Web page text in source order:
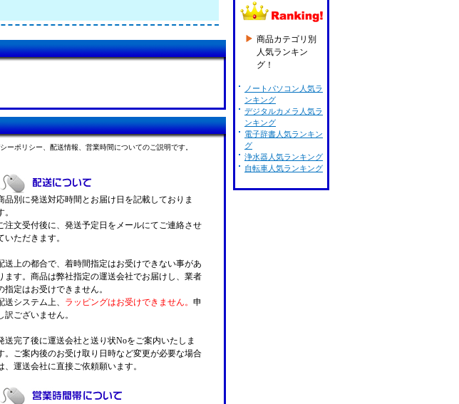
ポリシー、配送情報、営業時間についてのご説明です。
品別に発送対応時間とお届け日を記載しておりま
。
注文受付後に、発送予定日をメールにてご連絡させ
いただきます。
送上の都合で、着時間指定はお受けできない事があ
ます。商品は弊社指定の運送会社でお届けし、業者
指定はお受けできません。
送システム上、
ラッピングはお受けできません。 申
訳ございません。
送完了後に運送会社と送り状Noをご案内いたしま
。ご案内後のお受け取り日時など変更が必要な場合
、運送会社に直接ご依頼願います。
商品カテゴリ別
人気ランキン
グ！
ノートパソコン人気ラ
ンキング
デジタルカメラ人気ラ
ンキング
電子辞書人気ランキン
グ
浄水器人気ランキング
自転車人気ランキング